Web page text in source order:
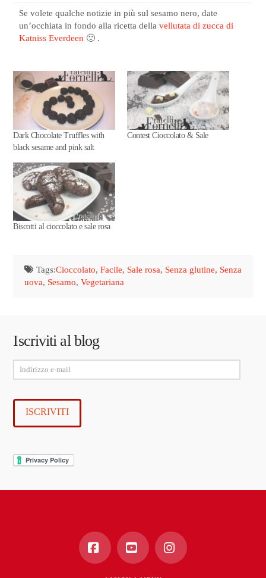
Se volete qualche notizie in più sul sesamo nero, date
un’occhiata in fondo alla ricetta della vellutata di zucca di
Katniss Everdeen 🙂 .
Dark Chocolate Truffles with
black sesame and pink salt
Contest Cioccolato & Sale
Biscotti al cioccolato e sale rosa
Tags:Cioccolato, Facile, Sale rosa, Senza glutine, Senza
uova, Sesamo,Vegetariana
Iscriviti al blog
Indirizzo
e-
mail
ISCRIVITI